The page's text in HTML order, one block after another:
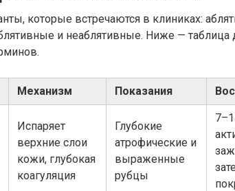
которые встречаются в клиниках:
и неаблятивные. Ниже — таблица
Механизм Показания
Испаряет
верхние слои
кожи, глубокая
коагуляция
Глубокие
атрофические и
выраженные
рубцы